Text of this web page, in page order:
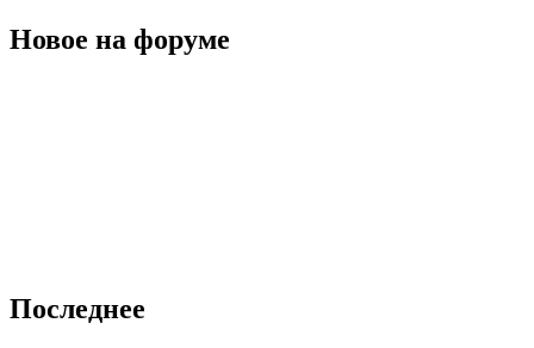
Новое на форуме
Последнее